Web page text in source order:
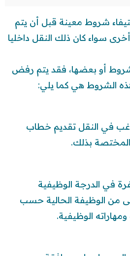
شروط معينة قبل أن يتم
سواء كان ذلك النقل داخليا
أو بعضها، فقد يتم رفض
الشروط هي كما يلي:
في النقل تقديم خطاب
بذلك.
في الدرجة الوظيفية
من الوظيفة الحالية حسب
الوظيفية.